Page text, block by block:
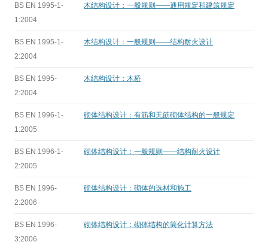
BS EN 1995-1-
1:2004
木结构设计：一般规则——通用规定和建筑规定
BS EN 1995-1-
2:2004
木结构设计：一般规则——结构耐火设计
BS EN 1995-
2:2004
木结构设计：木桥
BS EN 1996-1-
1:2005
砌体结构设计：有筋和无筋砌体结构的一般规定
BS EN 1996-1-
2:2005
砌体结构设计：一般规则——结构耐火设计
BS EN 1996-
2:2006
砌体结构设计：砌体的选材和施工
BS EN 1996-
3:2006
砌体结构设计：砌体结构的简化计算方法